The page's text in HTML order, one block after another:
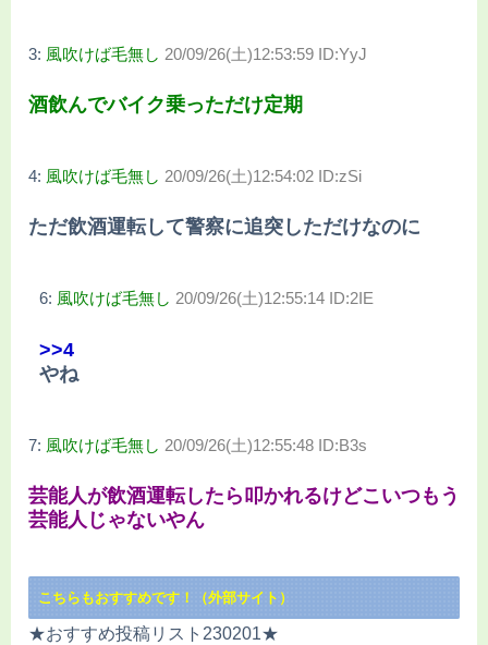
3: 風吹けば毛無し 20/09/26(土)12:53:59 ID:YyJ
酒飲んでバイク乗っただけ定期
4: 風吹けば毛無し 20/09/26(土)12:54:02 ID:zSi
ただ飲酒運転して警察に追突しただけなのに
6: 風吹けば毛無し 20/09/26(土)12:55:14 ID:2IE
>>4
やね
7: 風吹けば毛無し 20/09/26(土)12:55:48 ID:B3s
芸能人が飲酒運転したら叩かれるけどこいつもう
芸能人じゃないやん
こちらもおすすめです！（外部サイト）
★おすすめ投稿リスト230201★